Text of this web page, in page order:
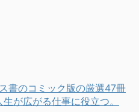
書のコミック版の厳選47冊
が広がる仕事に役立つ。